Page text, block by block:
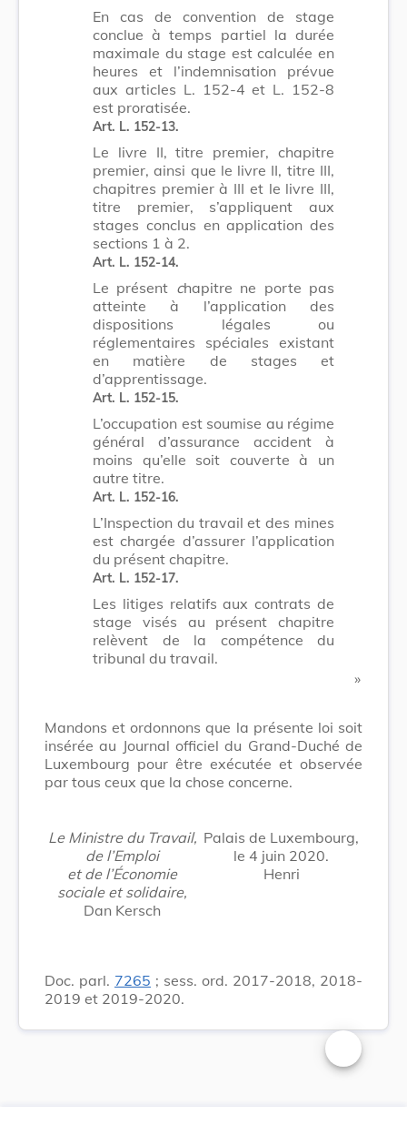
En cas de convention de stage
conclue à temps partiel la durée
maximale du stage est calculée en
heures et l’indemnisation prévue
aux articles L. 152-4 et L. 152-8
est proratisée.
Art. L. 152-13.
Le livre II, titre premier, chapitre
premier, ainsi que le livre II, titre III,
chapitres premier à III et le livre III,
titre premier, s’appliquent aux
stages conclus en application des
sections 1 à 2.
Art. L. 152-14.
Le présent chapitre ne porte pas
atteinte à l’application des
dispositions légales ou
réglementaires spéciales existant
en matière de stages et
d’apprentissage.
Art. L. 152-15.
L’occupation est soumise au régime
général d’assurance accident à
moins qu’elle soit couverte à un
autre titre.
Art. L. 152-16.
L’Inspection du travail et des mines
est chargée d’assurer l’application
du présent chapitre.
Art. L. 152-17.
Les litiges relatifs aux contrats de
stage visés au présent chapitre
relèvent de la compétence du
tribunal du travail.
​ »
Mandons et ordonnons que la présente loi soit
insérée au Journal officiel du Grand-Duché de
Luxembourg pour être exécutée et observée
par tous ceux que la chose concerne.
Le Ministre du Travail,
de l’Emploi
et de l’Économie
sociale et solidaire,
Dan Kersch
Palais de Luxembourg,
le 4 juin 2020.
Henri
Doc. parl. 7265 ; sess. ord. 2017-2018, 2018-
2019 et 2019-2020.
Changer la